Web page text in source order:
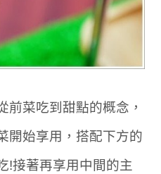
菜吃到甜點的概念，
開始享用，搭配下方的
!接著再享用中間的主